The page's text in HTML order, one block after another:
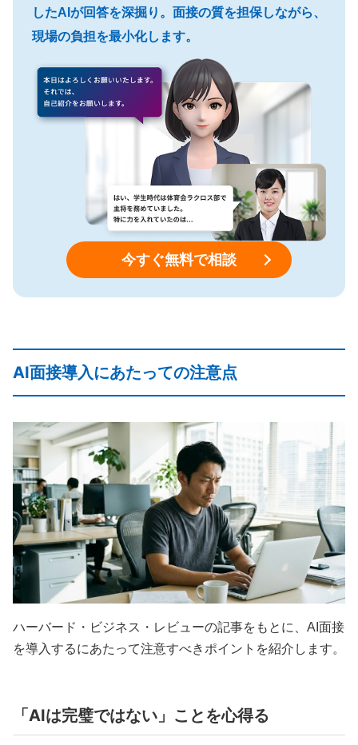
したAIが回答を深掘り。面接の質を担保しながら、
現場の負担を最小化します。
今すぐ無料で相談
AI面接導入にあたっての注意点
ハーバード・ビジネス・レビューの記事をもとに、AI面接
を導入するにあたって注意すべきポイントを紹介します。
「AIは完璧ではない」ことを心得る